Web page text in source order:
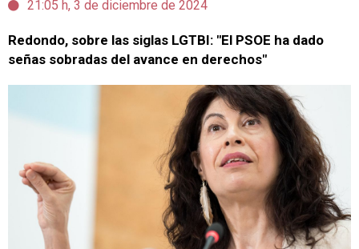
21:05 h, 3 de diciembre de 2024
Redondo, sobre las siglas LGTBI: "El PSOE ha dado
señas sobradas del avance en derechos"